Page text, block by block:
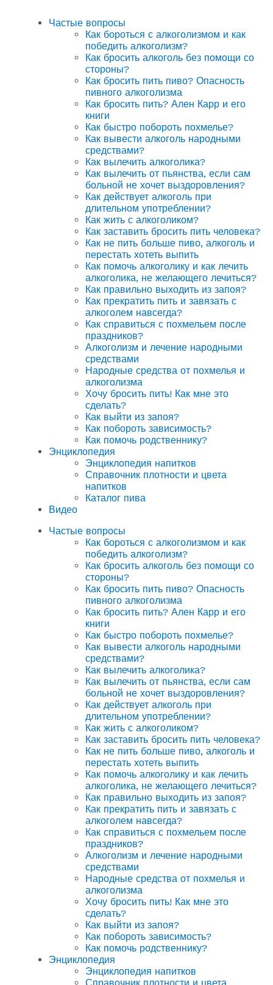
Частые вопросы
Как бороться с алкоголизмом и как
победить алкоголизм?
Как бросить алкоголь без помощи со
стороны?
Как бросить пить пиво? Опасность
пивного алкоголизма
Как бросить пить? Ален Карр и его
книги
Как быстро побороть похмелье?
Как вывести алкоголь народными
средствами?
Как вылечить алкоголика?
Как вылечить от пьянства, если сам
больной не хочет выздоровления?
Как действует алкоголь при
длительном употреблении?
Как жить с алкоголиком?
Как заставить бросить пить человека?
Как не пить больше пиво, алкоголь и
перестать хотеть выпить
Как помочь алкоголику и как лечить
алкоголика, не желающего лечиться?
Как правильно выходить из запоя?
Как прекратить пить и завязать с
алкоголем навсегда?
Как справиться с похмельем после
праздников?
Алкоголизм и лечение народными
средствами
Народные средства от похмелья и
алкоголизма
Хочу бросить пить! Как мне это
сделать?
Как выйти из запоя?
Как побороть зависимость?
Как помочь родственнику?
Энциклопедия
Энциклопедия напитков
Справочник плотности и цвета
напитков
Каталог пива
Видео
Частые вопросы
Как бороться с алкоголизмом и как
победить алкоголизм?
Как бросить алкоголь без помощи со
стороны?
Как бросить пить пиво? Опасность
пивного алкоголизма
Как бросить пить? Ален Карр и его
книги
Как быстро побороть похмелье?
Как вывести алкоголь народными
средствами?
Как вылечить алкоголика?
Как вылечить от пьянства, если сам
больной не хочет выздоровления?
Как действует алкоголь при
длительном употреблении?
Как жить с алкоголиком?
Как заставить бросить пить человека?
Как не пить больше пиво, алкоголь и
перестать хотеть выпить
Как помочь алкоголику и как лечить
алкоголика, не желающего лечиться?
Как правильно выходить из запоя?
Как прекратить пить и завязать с
алкоголем навсегда?
Как справиться с похмельем после
праздников?
Алкоголизм и лечение народными
средствами
Народные средства от похмелья и
алкоголизма
Хочу бросить пить! Как мне это
сделать?
Как выйти из запоя?
Как побороть зависимость?
Как помочь родственнику?
Энциклопедия
Энциклопедия напитков
Справочник плотности и цвета